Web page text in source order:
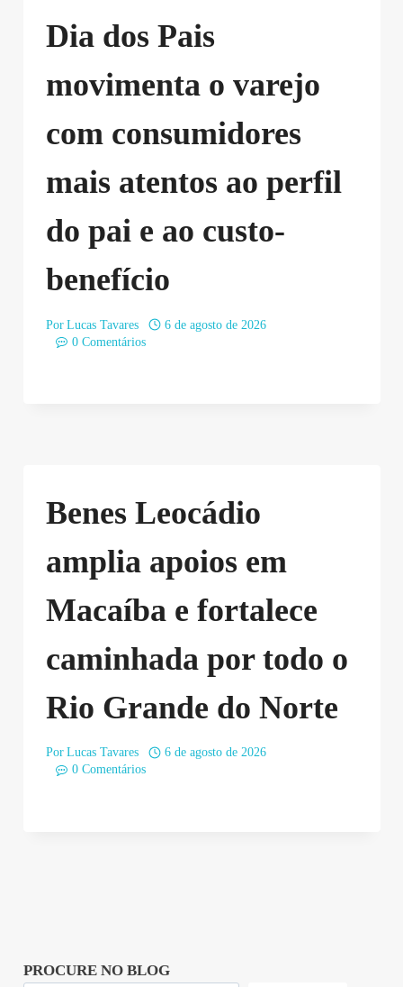
Dia dos Pais
movimenta o varejo
com consumidores
mais atentos ao perfil
do pai e ao custo-
benefício
Por Lucas Tavares
6 de agosto de 2026
0 Comentários
Benes Leocádio
amplia apoios em
Macaíba e fortalece
caminhada por todo o
Rio Grande do Norte
Por Lucas Tavares
6 de agosto de 2026
0 Comentários
PROCURE NO BLOG